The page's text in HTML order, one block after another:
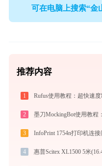
可在电脑上搜索“金
推荐内容
1
2
3 InfoPrint 1754n打印机连
4